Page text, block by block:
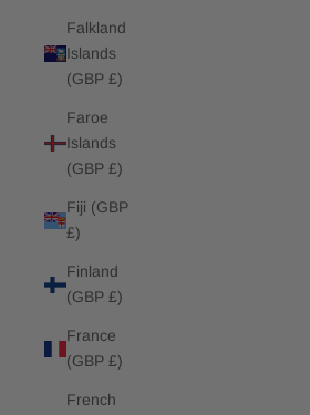
Falkland
Islands
(GBP £)
Faroe
Islands
(GBP £)
Fiji (GBP
£)
Finland
(GBP £)
France
(GBP £)
French